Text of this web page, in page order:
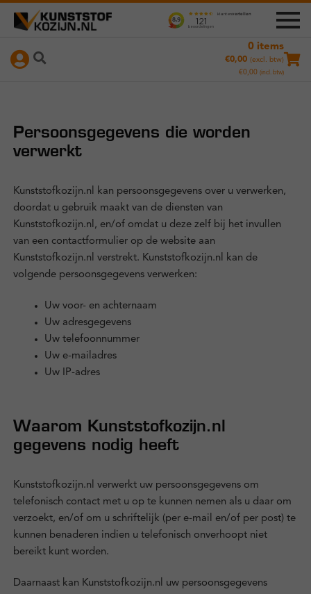
door
naar
0 items
€0,00 (excl. btw)
€0,00 (incl. btw)
Producten +
Instructievideo’s
Hoe werkt het?
Duurzaamheid
Kennisbank
Contact
Inloggen
Persoonsgegevens die worden
verwerkt
Kunststofkozijn.nl kan persoonsgegevens over u verwerken,
doordat u gebruik maakt van de diensten van
Kunststofkozijn.nl, en/of omdat u deze zelf bij het invullen
van een contactformulier op de website aan
Kunststofkozijn.nl verstrekt. Kunststofkozijn.nl kan de
volgende persoonsgegevens verwerken:
Uw voor- en achternaam
Uw adresgegevens
Uw telefoonnummer
Uw e-mailadres
Uw IP-adres
Waarom Kunststofkozijn.nl
gegevens nodig heeft
Kunststofkozijn.nl verwerkt uw persoonsgegevens om
telefonisch contact met u op te kunnen nemen als u daar om
verzoekt, en/of om u schriftelijk (per e-mail en/of per post) te
kunnen benaderen indien u telefonisch onverhoopt niet
bereikt kunt worden.
Daarnaast kan Kunststofkozijn.nl uw persoonsgegevens